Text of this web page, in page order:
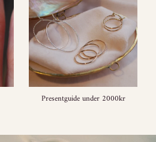
Presentguide under 2000kr